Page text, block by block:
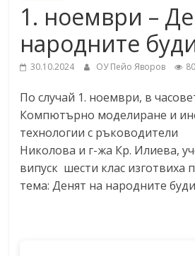
1. ноември –
народните
30.10.2024 ОУ Пейо Яворов
По случай 1. ноември, в
Компютърно моделиране и
технологии с
Николова и г-жа Кр. Илиева,
випуск шести клас изготвиха
тема: Денят на народните